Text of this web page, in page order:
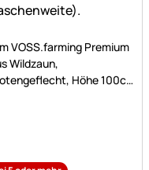
VOSS.farming Premium
Wildzaun,
Höhe 100cm